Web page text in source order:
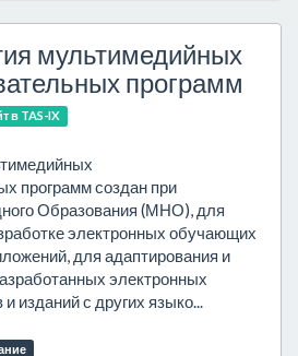
мультимедийных
программ
в TAS-IX
программ создан при
Образования (МНО), для
электронных обучающих
для адаптирования и
электронных
изданий с других языко...